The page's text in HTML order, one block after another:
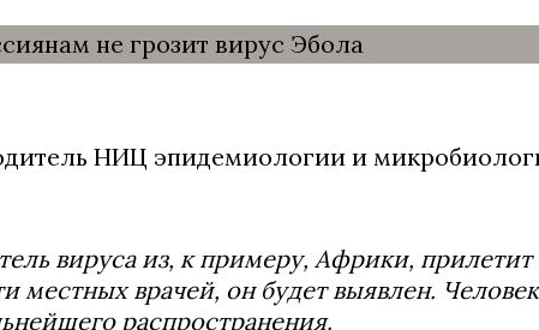
НИЦ эпидемиологии и
вируса из, к примеру, Африки, прилетит
местных врачей, он будет выявлен.
распространения.